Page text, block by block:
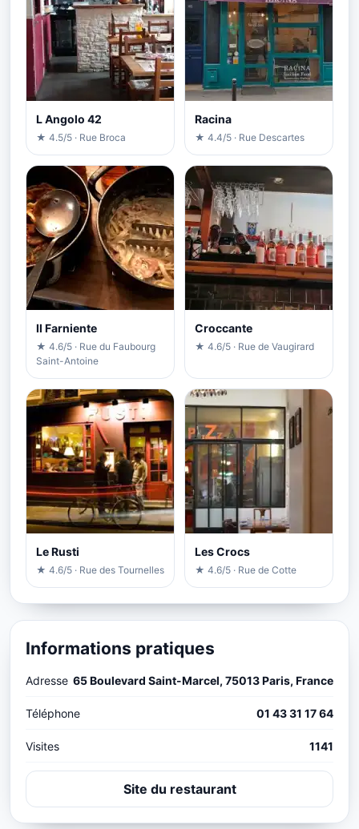
L Angolo 42
★ 4.5/5 · Rue Broca
Racina
★ 4.4/5 · Rue Descartes
Il Farniente
★ 4.6/5 · Rue du Faubourg
Saint-Antoine
Croccante
★ 4.6/5 · Rue de Vaugirard
Le Rusti
★ 4.6/5 · Rue des Tournelles
Les Crocs
★ 4.6/5 · Rue de Cotte
Informations pratiques
Adresse 65 Boulevard Saint-Marcel, 75013 Paris, France
Téléphone 01 43 31 17 64
Visites 1141
Site du restaurant